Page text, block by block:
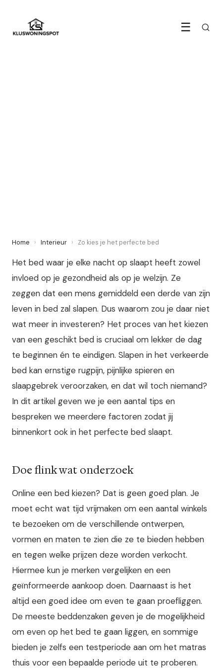
☰
Home › Interieur › Zo kies je het perfecte bed
Het bed waar je elke nacht op slaapt heeft zowel
invloed op je gezondheid als op je welzijn. Ze
zeggen dat een mens gemiddeld een derde van zijn
leven in bed zal slapen. Dus waarom zou je daar niet
wat meer in investeren? Het proces van het kiezen
van een geschikt bed is cruciaal om lekker de dag
te beginnen én te eindigen. Slapen in het verkeerde
bed kan ernstige rugpijn, pijnlijke spieren en
slaapgebrek veroorzaken, en dat wil toch niemand?
In dit artikel geven we je een aantal tips en
bespreken we meerdere factoren zodat jij
binnenkort ook in het perfecte bed slaapt.
Doe flink wat onderzoek
Online een bed kiezen? Dat is geen goed plan. Je
moet echt wat tijd vrijmaken om een ​​aantal winkels
te bezoeken om de verschillende ontwerpen,
vormen en maten te zien die ze te bieden hebben
en tegen welke prijzen deze worden verkocht.
Hiermee kun je merken vergelijken en een
geïnformeerde aankoop doen. Daarnaast is het
altijd een goed idee om even te gaan proefliggen.
De meeste beddenzaken geven je de mogelijkheid
om even op het bed te gaan liggen, en sommige
bieden je zelfs een testperiode aan om het matras
thuis voor een bepaalde periode uit te proberen.